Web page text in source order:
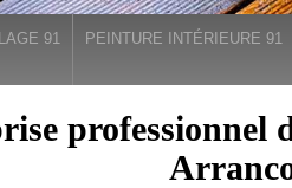
91 PEINTURE INTÉRIEURE 91
professionnel